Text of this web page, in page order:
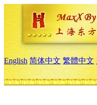
English 简体中文 繁體中文